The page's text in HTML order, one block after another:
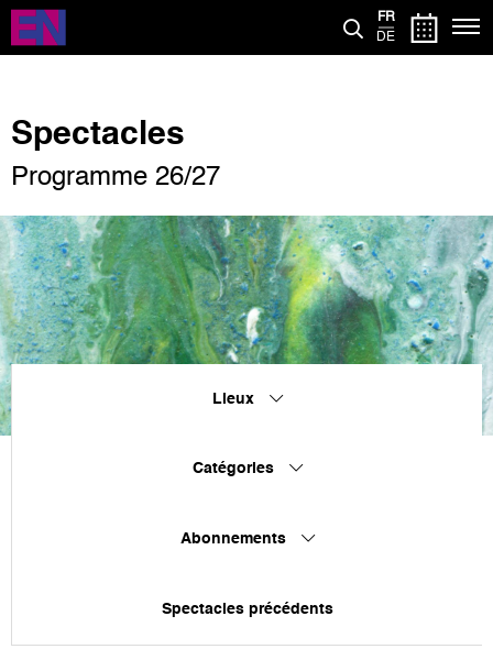
Aller
contenu
FR
DE
Spectacles
Programme 26/27
Lieux
Catégories
Abonnements
Spectacles précédents